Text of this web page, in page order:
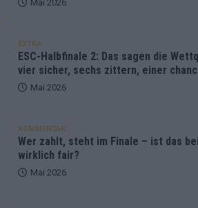
Mai 2026
EXTRA
ESC-Halbfinale 2: Das sagen die
vier sicher, sechs zittern, einer
Mai 2026
KOMMENTAR
Wer zahlt, steht im Finale – ist das
wirklich fair?
Mai 2026